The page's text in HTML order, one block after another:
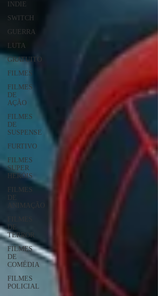
INDIE
SWITCH
GUERRA
LUTA
GRATUITO
FILMES
FILMES
DE
AÇÃO
FILMES
DE
SUSPENSE
FURTIVO
FILMES
SUPER
HERÓIS
FILMES
DE
ANIMAÇÃO
DE
TERROR
FILMES
DE
COMÉDIA
FILMES
POLICIAL